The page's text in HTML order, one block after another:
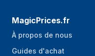
Nombre de
fonctions
Boîtier de stockage
MagicPrices.fr
À propos de nous
Guides d'achat